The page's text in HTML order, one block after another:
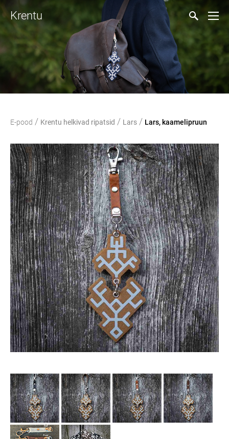
Krentu
E-pood / Krentu helkivad ripatsid / Lars / Lars, kaamelipruun